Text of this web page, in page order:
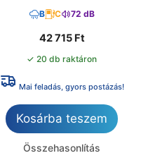
B C 72 dB
42 715 Ft
✓ 20 db raktáron
Mai feladás, gyors postázás!
Kosárba teszem
Összehasonlítás